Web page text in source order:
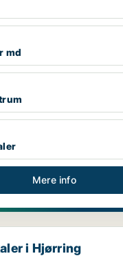
md
Mere info
i Hjørring